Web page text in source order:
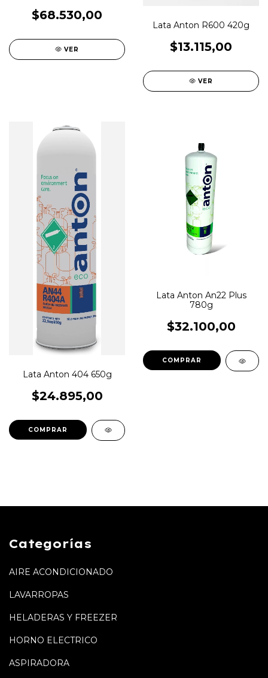
$68.530,00
VER
Lata Anton R600 420g
$13.115,00
VER
Lata Anton 404 650g
$24.895,00
Lata Anton An22 Plus
780g
$32.100,00
Categorías
AIRE ACONDICIONADO
LAVARROPAS
HELADERAS Y FREEZER
HORNO ELECTRICO
ASPIRADORA